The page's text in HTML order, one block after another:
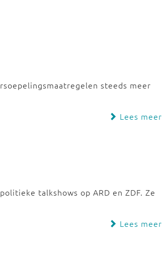
steeds meer
Lees meer
talkshows op ARD en ZDF. Ze
Lees meer